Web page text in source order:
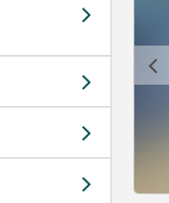
d
d
d
d
c